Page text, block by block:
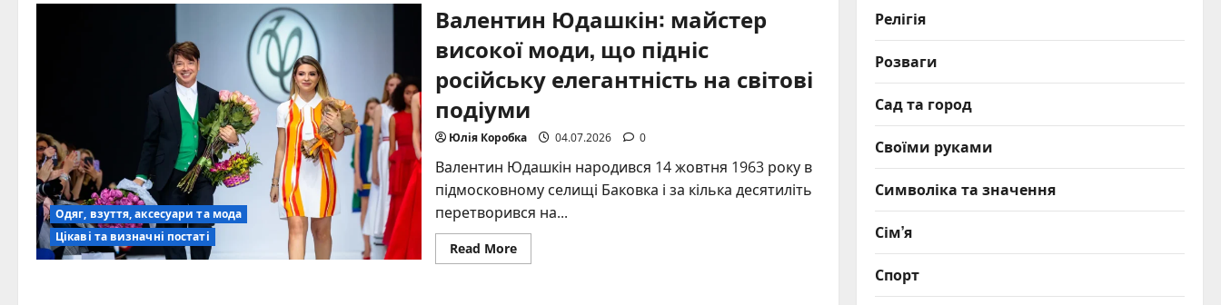
Одяг, взуття, аксесуари та мода
Цікаві та визначні постаті
Валентин Юдашкін: майстер
високої моди, що підніс
російську елегантність на світові
подіуми
Юлія Коробка 04.07.2026 0
Валентин Юдашкін народився 14 жовтня 1963 року в
підмосковному селищі Баковка і за кілька десятиліть
перетворився на...
Read MoreRead
more
Релігія
Розваги
Сад та город
Своїми руками
Символіка та значення
Сім’я
Спорт